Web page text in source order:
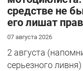
средстве не
его лишат
07 августа 2026
2 августа
серьезного